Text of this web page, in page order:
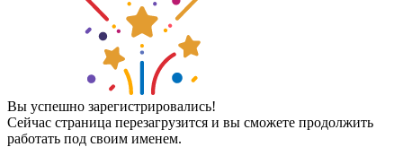
Вы успешно зарегистрировались!
Сейчас страница перезагрузится и вы сможете продолжить
работать под своим именем.